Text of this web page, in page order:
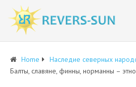
Home
Наследие северных
Балты, славяне, финны, норманны –